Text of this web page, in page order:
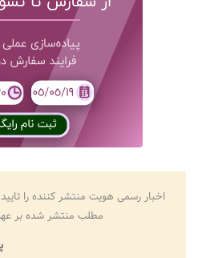
اخبار رسمی هویت منتشر کننده را
مطلب منتشر شده بر